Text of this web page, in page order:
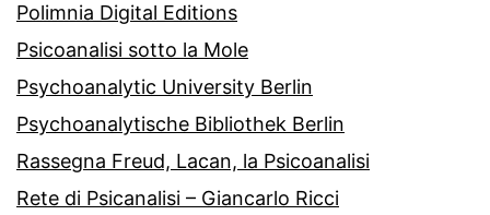
Polimnia Digital Editions
Psicoanalisi sotto la Mole
Psychoanalytic University Berlin
Psychoanalytische Bibliothek Berlin
Rassegna Freud, Lacan, la Psicoanalisi
Rete di Psicanalisi – Giancarlo Ricci